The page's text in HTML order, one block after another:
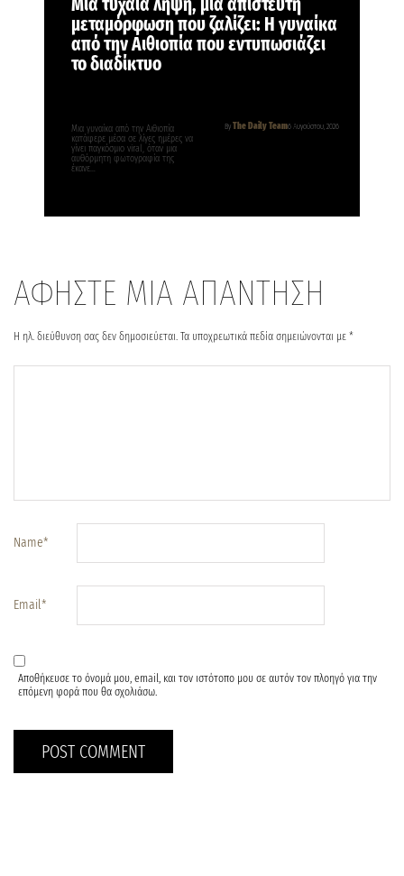
μεταμόρφωση που ζαλίζει: Η γυναίκα
από την Αιθιοπία που εντυπωσιάζει
το διαδίκτυο
By The Daily Team6 Αυγούστου, 2026
Μια γυναίκα από την Αιθιοπία
κατάφερε μέσα σε λίγες ημέρες να
γίνει παγκόσμιο viral, όταν μια
αυθόρμητη φωτογραφία της
έκανε…
ΑΦΗΣΤΕ ΜΙΑ ΑΠΑΝΤΗΣΗ
Η ηλ. διεύθυνση σας δεν δημοσιεύεται. Τα υποχρεωτικά πεδία σημειώνονται με *
Name*
Email*
Αποθήκευσε το όνομά μου, email, και τον ιστότοπο μου σε αυτόν τον πλοηγό για την
επόμενη φορά που θα σχολιάσω.